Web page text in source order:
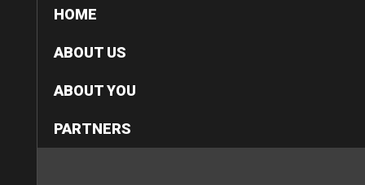
HOME
ABOUT US
ABOUT YOU
PARTNERS